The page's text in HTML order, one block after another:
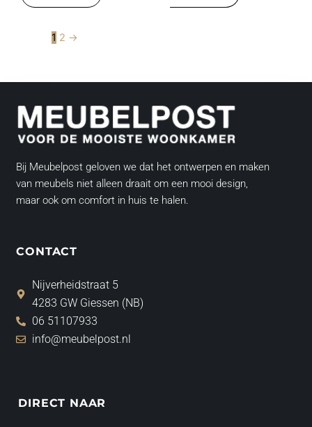
1 2 →
Bij Meubelpost geloven we dat het ontwerpen en maken
van meubels niet alleen draait om een mooi design,
maar ook om comfort in huis te halen.
CONTACT
Nijverheidstraat 5
4283 GW Giessen (NB)
06 51107933
info@meubelpost.nl
DIRECT NAAR